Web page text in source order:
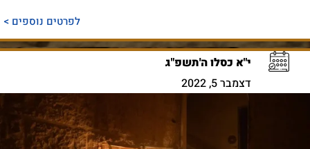
לפרטים נוספים >
י"א כסלו ה'תשפ"ג
דצמבר 5, 2022